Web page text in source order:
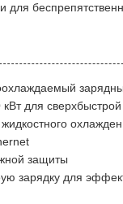
для сверхбыстрой
защиты
зарядку для